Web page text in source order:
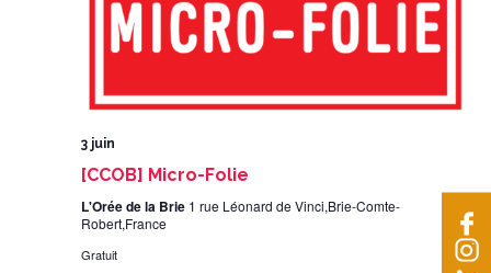
3 juin
[CCOB] Micro-Folie
L'Orée de la Brie 1 rue Léonard de Vinci,Brie-Comte-
Robert,France
Gratuit